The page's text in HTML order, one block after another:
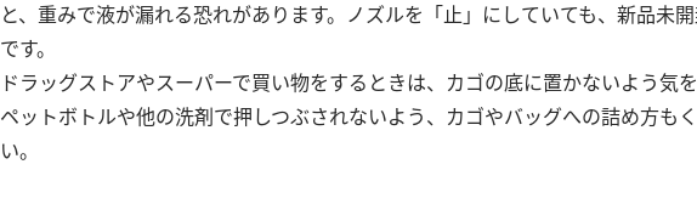
と、重みで液が漏れる恐れがあります。ノズルを「止」にしていても、新品未
です。
ドラッグストアやスーパーで買い物をするときは、カゴの底に置かないよう気を
ペットボトルや他の洗剤で押しつぶされないよう、カゴやバッグへの詰め方も
い。